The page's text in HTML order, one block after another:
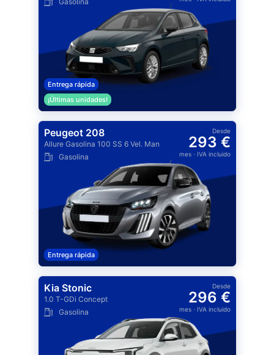
Entrega rápida
¡Últimas unidades!
Peugeot 208
Allure Gasolina 100 SS 6 Vel. Man
Gasolina
Desde
293 €
mes· IVA incluido
Entrega rápida
Kia Stonic
1.0 T-GDi Concept
Gasolina
Desde
296 €
mes· IVA incluido